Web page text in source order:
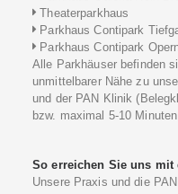
Theaterparkhaus
Parkhaus Contipark
Parkhaus Contipark
Alle Parkhäuser befinden
unmittelbarer Nähe zu
und der PAN Klinik
bzw. maximal 5-10
So erreichen Sie uns mit
Unsere Praxis und die